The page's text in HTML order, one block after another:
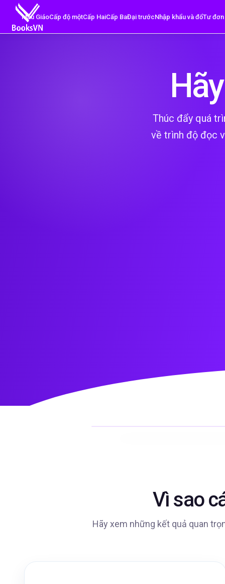
Mẫu GiáoCấp độ mộtCấp HaiCấp BaĐại trướcNhập khẩu và đổTư đơn
Thúc đẩy quá
về trình độ đọc
Vì sao
Hãy xem những kết quả quan